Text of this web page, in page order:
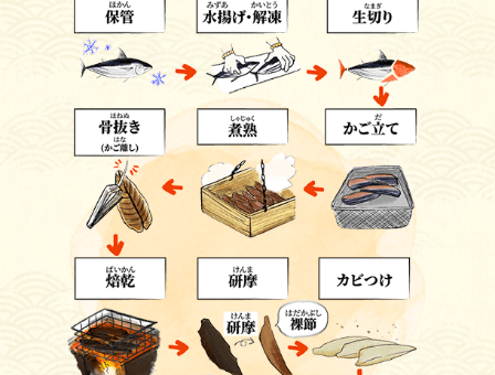
2019年、ヤマキは、国策により一本釣りでの漁のみが
認められているモルディブ共和国にかつお節工場を設立
しました。国連加盟国が取り組んでいる「SDGs（持続
可能な開発目標）」で掲げられた、「持続性ある水産原
料の調達」と日本の食文化、両方への貢献を目指してい
ヤマキの環境への取り組みはこちら
SNSにシェア リンクをコピー